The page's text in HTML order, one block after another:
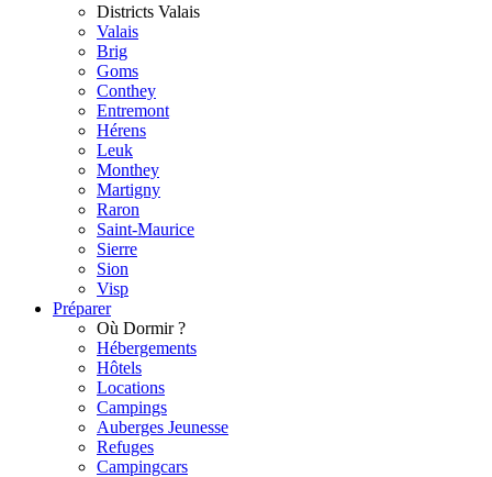
Districts Valais
Valais
Brig
Goms
Conthey
Entremont
Hérens
Leuk
Monthey
Martigny
Raron
Saint-Maurice
Sierre
Sion
Visp
Préparer
Où Dormir ?
Hébergements
Hôtels
Locations
Campings
Auberges Jeunesse
Refuges
Campingcars